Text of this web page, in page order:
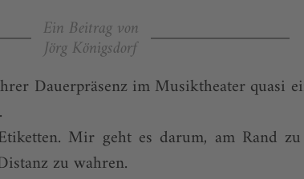
Ein Beitrag von
Jörg Königsdorf
Dauerpräsenz im Musiktheater quasi
Mir geht es darum, am Rand
zu wahren.